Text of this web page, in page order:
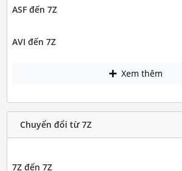
ASF đến 7Z
AVI đến 7Z
Xem thêm
Chuyển đổi từ 7Z
7Z đến 7Z